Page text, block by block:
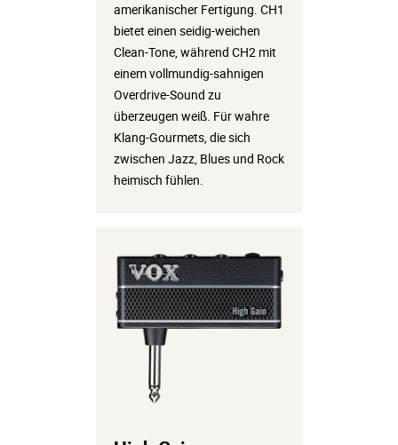
amerikanischer Fertigung. CH1
bietet einen seidig-weichen
Clean-Tone, während CH2 mit
einem vollmundig-sahnigen
Overdrive-Sound zu
überzeugen weiß. Für wahre
Klang-Gourmets, die sich
zwischen Jazz, Blues und Rock
heimisch fühlen.